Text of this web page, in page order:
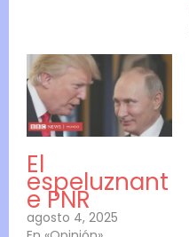
El
espeluznant
e PNR
agosto 4, 2025